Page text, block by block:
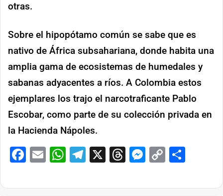
otras.
Sobre el hipopótamo común se sabe que es
nativo de África subsahariana, donde habita una
amplia gama de ecosistemas de humedales y
sabanas adyacentes a ríos. A Colombia estos
ejemplares los trajo el narcotraficante Pablo
Escobar, como parte de su colección privada en
la Hacienda Nápoles.
Facebook
EmailWhatsApp
Telegram
X ThreadsCopy